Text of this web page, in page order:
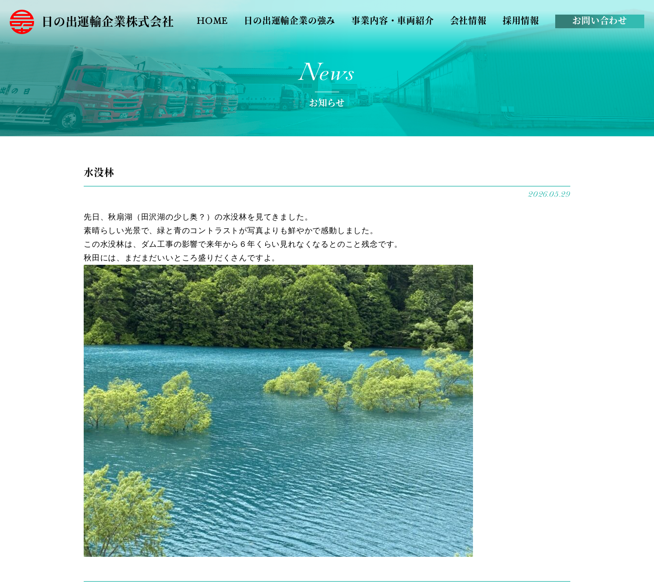
日の出運輸企業株式会社 HOME 日の出運輸企業の強み 事業内容・車両紹介 会社情報 採用情報 お問い合わせ
News
お知らせ
水没林
2026.05.29
先日、秋扇湖（田沢湖の少し奥？）の水没林を見てきました。
素晴らしい光景で、緑と青のコントラストが写真よりも鮮やかで感動しました。
この水没林は、ダム工事の影響で来年から６年くらい見れなくなるとのこと残念です。
秋田には、まだまだいいところ盛りだくさんですよ。